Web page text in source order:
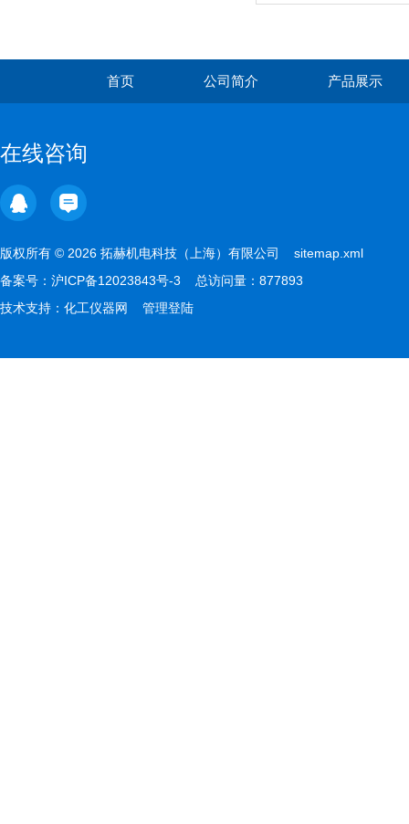
首页 公司简介 产品展示
在线咨询
版权所有 © 2026 拓赫机电科技（上海）有限公司 sitemap.xml
备案号： 沪ICP备12023843号-3 总访问量：877893
技术支持： 化工仪器网 管理登陆